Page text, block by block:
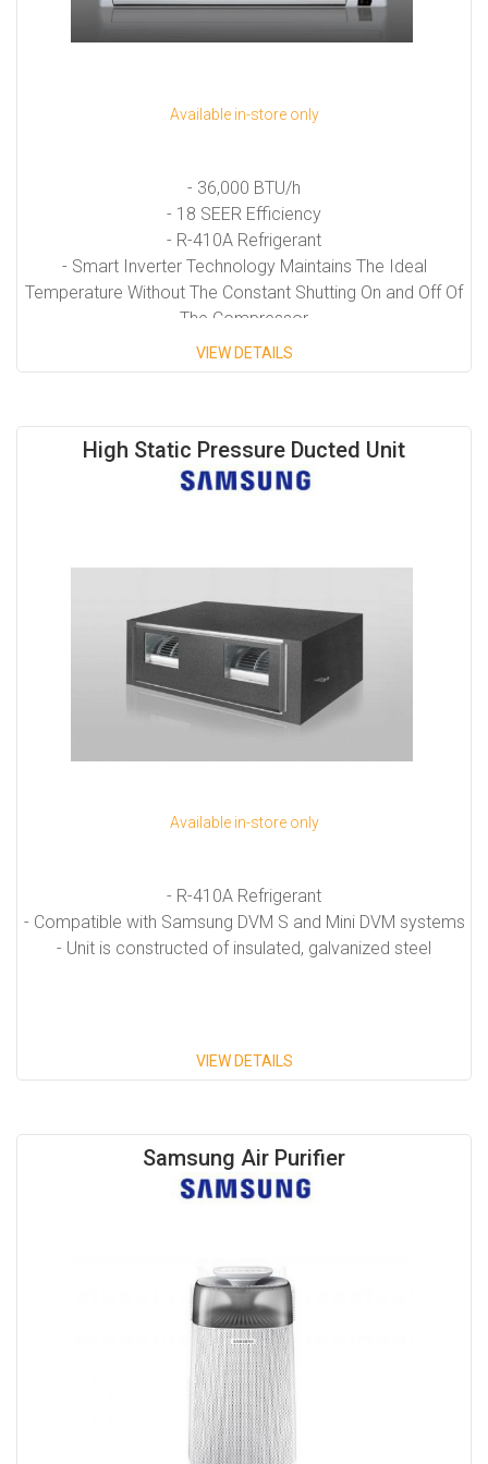
Available in-store only
- 36,000 BTU/h
- 18 SEER Efficiency
- R-410A Refrigerant
- Smart Inverter Technology Maintains The Ideal
Temperature Without The Constant Shutting On and Off Of
The Compressor
VIEW DETAILS
High Static Pressure Ducted Unit
Available in-store only
- R-410A Refrigerant
- Compatible with Samsung DVM S and Mini DVM systems
- Unit is constructed of insulated, galvanized steel
VIEW DETAILS
Samsung Air Purifier